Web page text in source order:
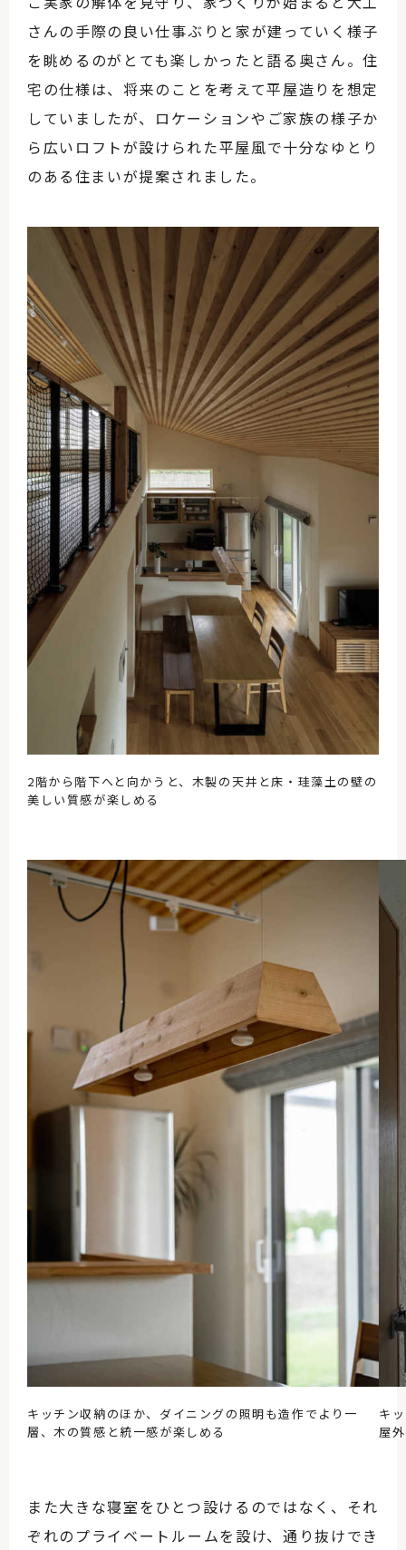
さんの手際の良い仕事ぶりと家が建っていく様子
を眺めるのがとても楽しかったと語る奥さん。住
宅の仕様は、将来のことを考えて平屋造りを想定
していましたが、ロケーションやご家族の様子か
ら広いロフトが設けられた平屋風で十分なゆとり
のある住まいが提案されました。
2階から階下へと向かうと、木製の天井と床・珪藻土の壁の
美しい質感が楽しめる
キッチン収納のほか、ダイニングの照明も造作でより一
層、木の質感と統一感が楽しめる
キ
屋
また大きな寝室をひとつ設けるのではなく、それ
ぞれのプライベートルームを設け、通り抜けでき